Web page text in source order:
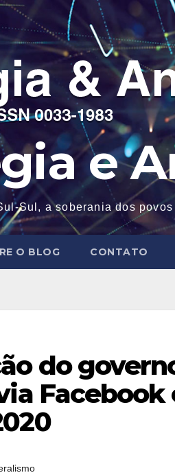
e
Sul, a soberania dos
O BLOG CONTATO
do
Facebook